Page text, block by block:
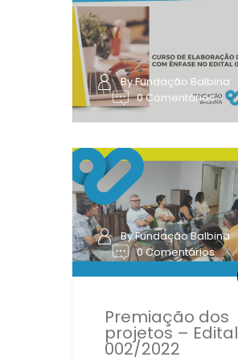
By Fundação Balbina
0 Comentários
By Fundação Balbina
0 Comentários
Premiação dos
projetos – Edital
002/2022